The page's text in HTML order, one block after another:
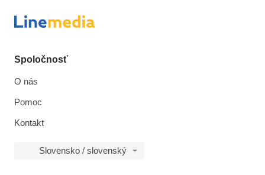
Spoločnosť
O nás
Pomoc
Kontakt
Slovensko / slovenský